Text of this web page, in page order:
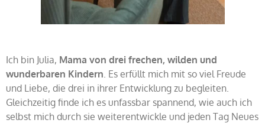
Ich bin Julia, Mama von drei frechen, wilden und
wunderbaren Kindern . Es erfüllt mich mit so viel Freude
und Liebe, die drei in ihrer Entwicklung zu begleiten.
Gleichzeitig finde ich es unfassbar spannend, wie auch ich
selbst mich durch sie weiterentwickle und jeden Tag Neues